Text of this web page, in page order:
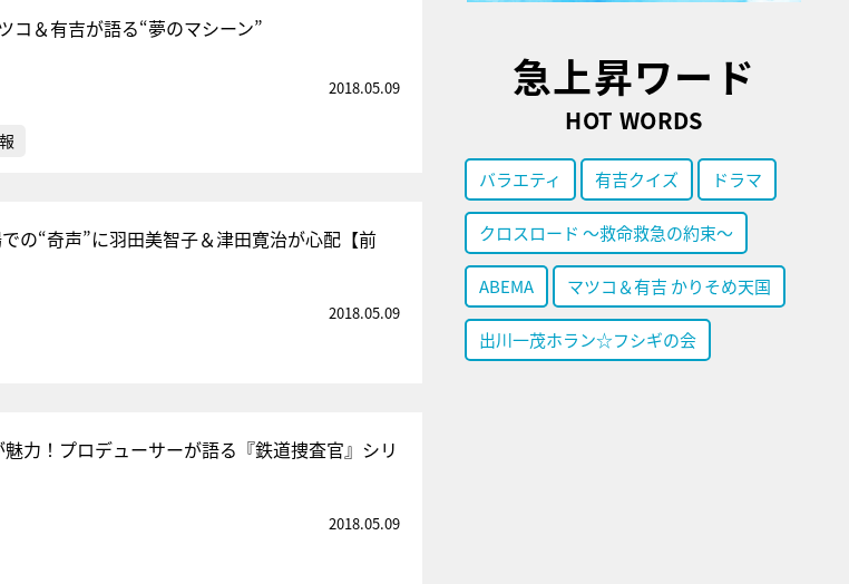
＆有吉が語る“夢のマシーン”
2018.05.09
の“奇声”に羽田美智子＆津田寛治が心配【前
2018.05.09
力！プロデューサーが語る『鉄道捜査官』シリ
2018.05.09
急上昇ワード
HOT WORDS
バラエティ 有吉クイズ ドラマ
クロスロード ～救命救急の約束～
ABEMA マツコ＆有吉 かりそめ天国
出川一茂ホラン☆フシギの会